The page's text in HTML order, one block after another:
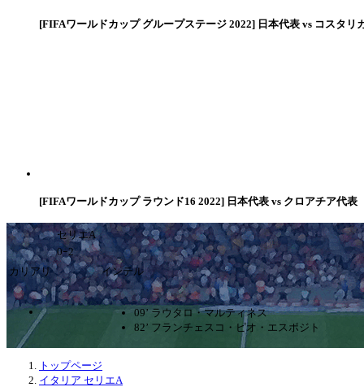
[FIFAワールドカップ グループステージ 2022] 日本代表 vs コスタリ
[FIFAワールドカップ ラウンド16 2022] 日本代表 vs クロアチア代表
セリエA
0ｰ2
カリアリ
インテル
09’ ラウタロ・マルティネス
82’ フランチェスコ・ピオ・エスポジト
トップページ
イタリア セリエA